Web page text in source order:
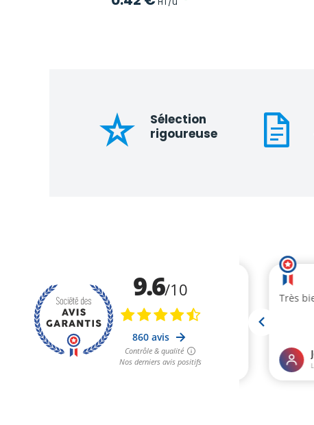
Sélection
rigoureuse